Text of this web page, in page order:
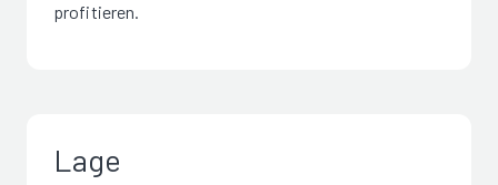
profitieren.
Lage